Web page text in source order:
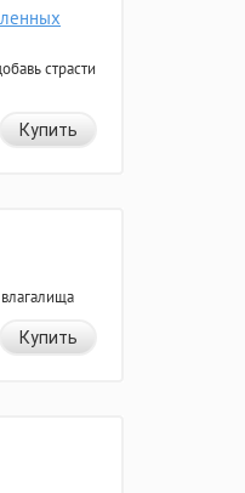
страсти
Купить
Купить